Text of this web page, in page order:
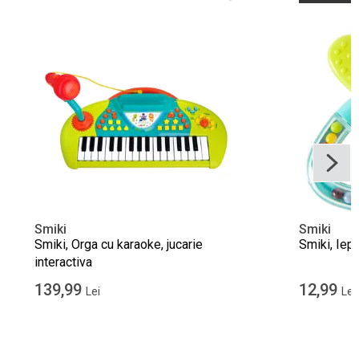
Smiki
Smiki, Orga cu karaoke, jucarie
interactiva
139,99 Lei
Smiki
Smiki,
12,99 Lei